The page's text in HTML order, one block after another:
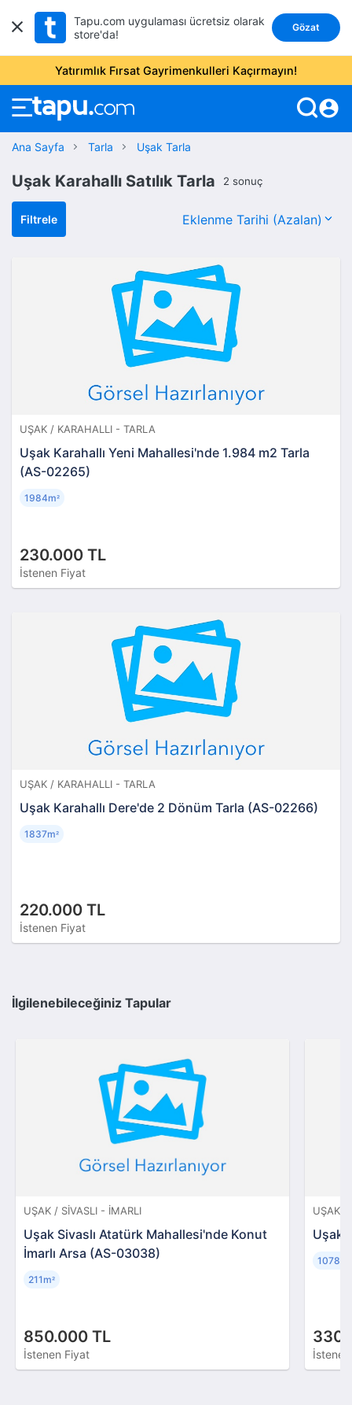
Tapu.com uygulaması ücretsiz olarak
store'da!
Gözat
Yatırımlık Fırsat Gayrimenkulleri Kaçırmayın!
account_circle
Ana Sayfa Tarla Uşak Tarla
Uşak Karahallı Satılık Tarla 2 sonuç
Filtrele
UŞAK / KARAHALLI - TARLA
Uşak Karahallı Yeni Mahallesi'nde 1.984 m2 Tarla
(AS-02265)
230.000 TL
İstenen Fiyat
1984m²
UŞAK / KARAHALLI - TARLA
Uşak Karahallı Dere'de 2 Dönüm Tarla (AS-02266)
220.000 TL
İstenen Fiyat
1837m²
İlgilenebileceğiniz Tapular
UŞAK / SIVASLI - İMARLI
Uşak Sivaslı Atatürk Mahallesi'nde Konut
İmarlı Arsa (AS-03038)
850.000 TL
İstenen Fiyat
211m²
UŞAK /
Uşak